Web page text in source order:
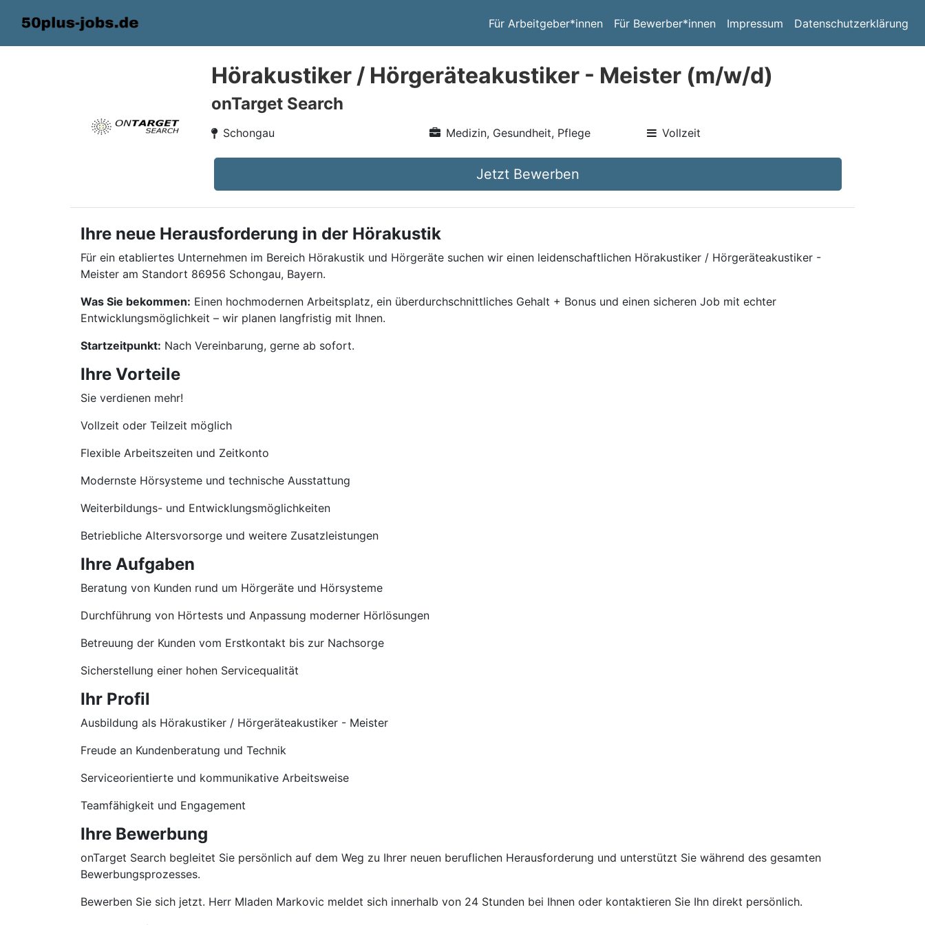
Für Arbeitgeber*innen Für Bewerber*innen Impressum Datenschutzerklärung
Hörakustiker / Hörgeräteakustiker - Meister (m/w/d)
onTarget Search
Schongau Medizin, Gesundheit, Pflege Vollzeit
Jetzt Bewerben
Ihre neue Herausforderung in der Hörakustik
Für ein etabliertes Unternehmen im Bereich Hörakustik und Hörgeräte suchen wir einen leidenschaftlichen Hörakustiker / Hörgeräteakustiker -
Meister am Standort 86956 Schongau, Bayern.
Was Sie bekommen: Einen hochmodernen Arbeitsplatz, ein überdurchschnittliches Gehalt + Bonus und einen sicheren Job mit echter
Entwicklungsmöglichkeit – wir planen langfristig mit Ihnen.
Startzeitpunkt: Nach Vereinbarung, gerne ab sofort.
Ihre Vorteile
Sie verdienen mehr!
Vollzeit oder Teilzeit möglich
Flexible Arbeitszeiten und Zeitkonto
Modernste Hörsysteme und technische Ausstattung
Weiterbildungs- und Entwicklungsmöglichkeiten
Betriebliche Altersvorsorge und weitere Zusatzleistungen
Ihre Aufgaben
Beratung von Kunden rund um Hörgeräte und Hörsysteme
Durchführung von Hörtests und Anpassung moderner Hörlösungen
Betreuung der Kunden vom Erstkontakt bis zur Nachsorge
Sicherstellung einer hohen Servicequalität
Ihr Profil
Ausbildung als Hörakustiker / Hörgeräteakustiker - Meister
Freude an Kundenberatung und Technik
Serviceorientierte und kommunikative Arbeitsweise
Teamfähigkeit und Engagement
Ihre Bewerbung
onTarget Search begleitet Sie persönlich auf dem Weg zu Ihrer neuen beruflichen Herausforderung und unterstützt Sie während des gesamten
Bewerbungsprozesses.
Bewerben Sie sich jetzt. Herr Mladen Markovic meldet sich innerhalb von 24 Stunden bei Ihnen oder kontaktieren Sie Ihn direkt persönlich.